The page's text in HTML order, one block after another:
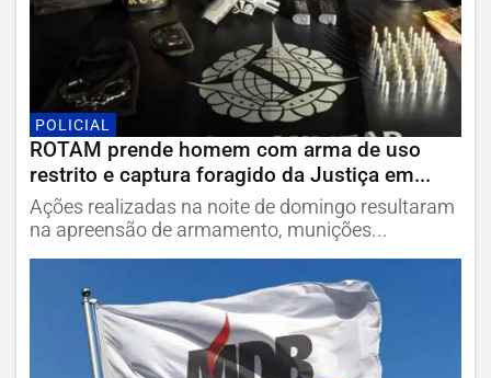
POLICIAL
ROTAM prende homem com arma de uso
restrito e captura foragido da Justiça em...
Ações realizadas na noite de domingo resultaram
na apreensão de armamento, munições...